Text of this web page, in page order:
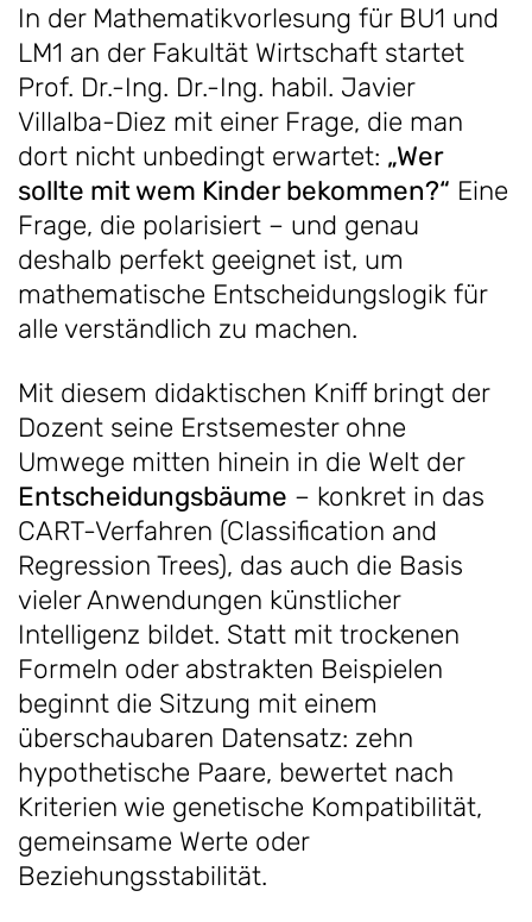
In der Mathematikvorlesung für BU1 und
LM1 an der Fakultät Wirtschaft startet
Prof. Dr.-Ing. Dr.-Ing. habil. Javier
Villalba-Diez mit einer Frage, die man
dort nicht unbedingt erwartet: „Wer
sollte mit wem Kinder bekommen?“ Eine
Frage, die polarisiert – und genau
deshalb perfekt geeignet ist, um
mathematische Entscheidungslogik für
alle verständlich zu machen.
Mit diesem didaktischen Kniff bringt der
Dozent seine Erstsemester ohne
Umwege mitten hinein in die Welt der
Entscheidungsbäume – konkret in das
CART-Verfahren (Classification and
Regression Trees), das auch die Basis
vieler Anwendungen künstlicher
Intelligenz bildet. Statt mit trockenen
Formeln oder abstrakten Beispielen
beginnt die Sitzung mit einem
überschaubaren Datensatz: zehn
hypothetische Paare, bewertet nach
Kriterien wie genetische Kompatibilität,
gemeinsame Werte oder
Beziehungsstabilität.